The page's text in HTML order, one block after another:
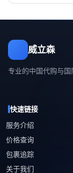
威立森
专业的中国代购与
快速链接
服务介绍
价格查询
包裹追踪
关于我们